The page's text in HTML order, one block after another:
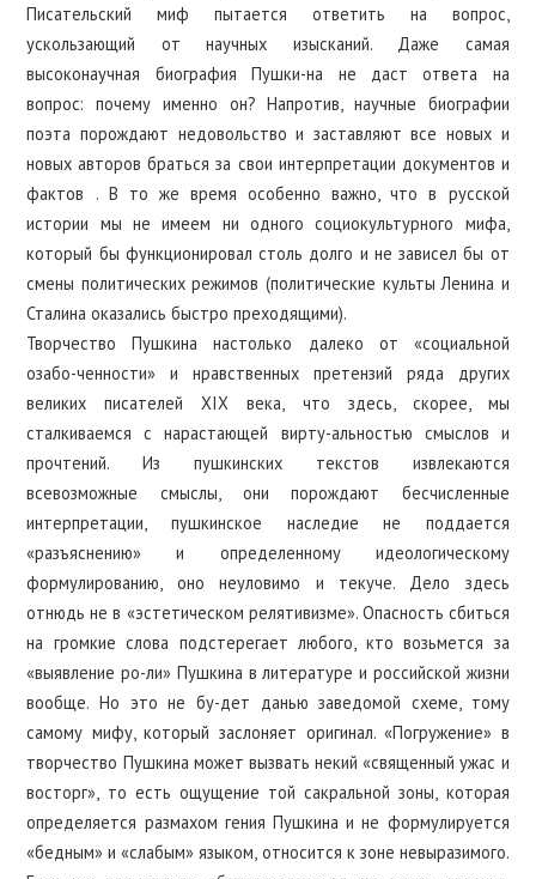
Писательский миф пытается ответить на вопрос,
ускользающий от научных изысканий. Даже самая
высоконаучная биография Пушки-на не даст ответа на
вопрос: почему именно он? Напротив, научные биографии
поэта порождают недовольство и заставляют все новых и
новых авторов браться за свои интерпретации документов и
фактов . В то же время особенно важно, что в русской
истории мы не имеем ни одного социокультурного мифа,
который бы функционировал столь долго и не зависел бы от
смены политических режимов (политические культы Ленина и
Сталина оказались быстро преходящими).
Творчество Пушкина настолько далеко от «социальной
озабо-ченности» и нравственных претензий ряда других
великих писателей XIX века, что здесь, скорее, мы
сталкиваемся с нарастающей вирту-альностью смыслов и
прочтений. Из пушкинских текстов извлекаются
всевозможные смыслы, они порождают бесчисленные
интерпретации, пушкинское наследие не поддается
«разъяснению» и определенному идеологическому
формулированию, оно неуловимо и текуче. Дело здесь
отнюдь не в «эстетическом релятивизме». Опасность сбиться
на громкие слова подстерегает любого, кто возьмется за
«выявление ро-ли» Пушкина в литературе и российской жизни
вообще. Но это не бу-дет данью заведомой схеме, тому
самому мифу, который заслоняет оригинал. «Погружение» в
творчество Пушкина может вызвать некий «священный ужас и
восторг», то есть ощущение той сакральной зоны, которая
определяется размахом гения Пушкина и не формулируется
«бедным» и «слабым» языком, относится к зоне невыразимого.